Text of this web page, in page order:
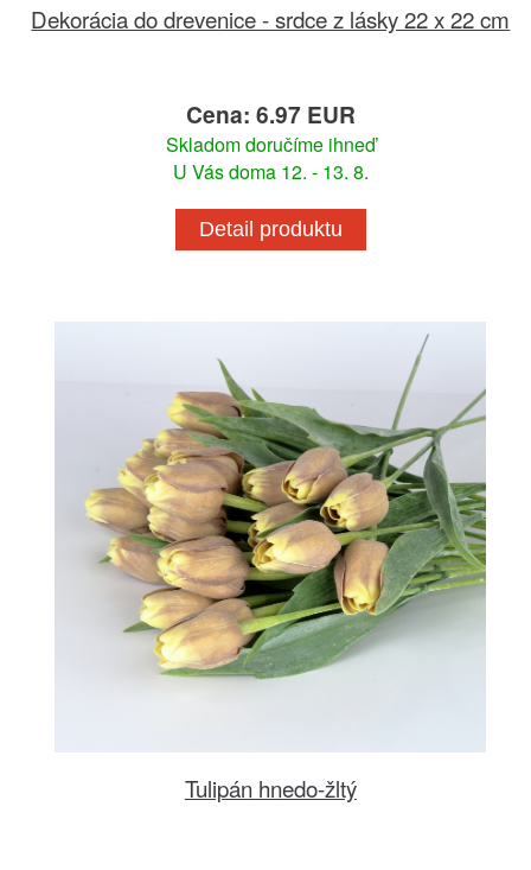
Dekorácia do drevenice - srdce z lásky 22 x 22 cm
Cena: 6.97 EUR
Skladom doručíme ihneď
U Vás doma 12. - 13. 8.
Detail produktu
Tulipán hnedo-žltý